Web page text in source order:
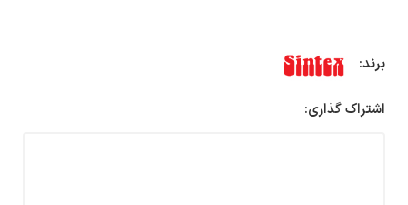
برند:
اشتراک گذاری: